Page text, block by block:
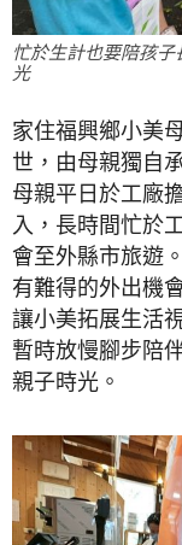
忙於生計也要陪孩
光
家住福興鄉小美
世，由母親獨自
母親平日於工廠
入，長時間忙於
會至外縣市旅遊
有難得的外出機
讓小美拓展生活
暫時放慢腳步陪
親子時光。